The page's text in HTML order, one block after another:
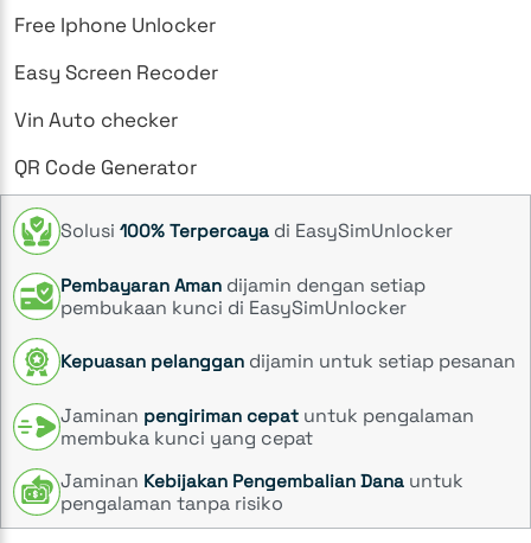
Free Iphone Unlocker
Easy Screen Recoder
Vin Auto checker
QR Code Generator
Solusi 100% Terpercaya di EasySimUnlocker
Pembayaran Aman dijamin dengan setiap
pembukaan kunci di EasySimUnlocker
Kepuasan pelanggan dijamin untuk setiap pesanan
Jaminan pengiriman cepat untuk pengalaman
membuka kunci yang cepat
Jaminan Kebijakan Pengembalian Dana untuk
pengalaman tanpa risiko